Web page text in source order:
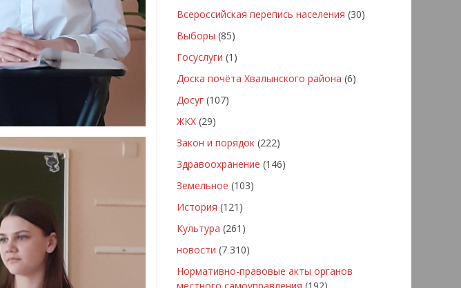
Всероссийская перепись населения (30)
Выборы (85)
Госуслуги (1)
Доска почёта Хвалынского района (6)
Досуг (107)
ЖКХ (29)
Закон и порядок (222)
Здравоохранение (146)
Земельное (103)
История (121)
Культура (261)
новости (7 310)
Нормативно-правовые акты органов
местного самоуправления (192)